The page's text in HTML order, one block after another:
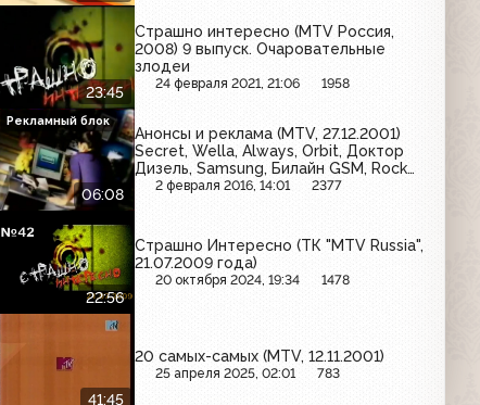
23:45
Страшно интересно (MTV Россия,
2008) 9 выпуск. Очаровательные
злодеи
24 февраля 2021, 21:06 1958
06:08
Анонсы и реклама (MTV, 27.12.2001)
Secret, Wella, Always, Orbit, Доктор
Дизель, Samsung, Билайн GSM, Rock
Zone, Panasonic, Coca-Cola
2 февраля 2016, 14:01 2377
Рекламный блок
22:56
Страшно Интересно (ТК "MTV Russia",
21.07.2009 года)
20 октября 2024, 19:34 1478
41:45
20 самых-самых (MTV, 12.11.2001)
25 апреля 2025, 02:01 783